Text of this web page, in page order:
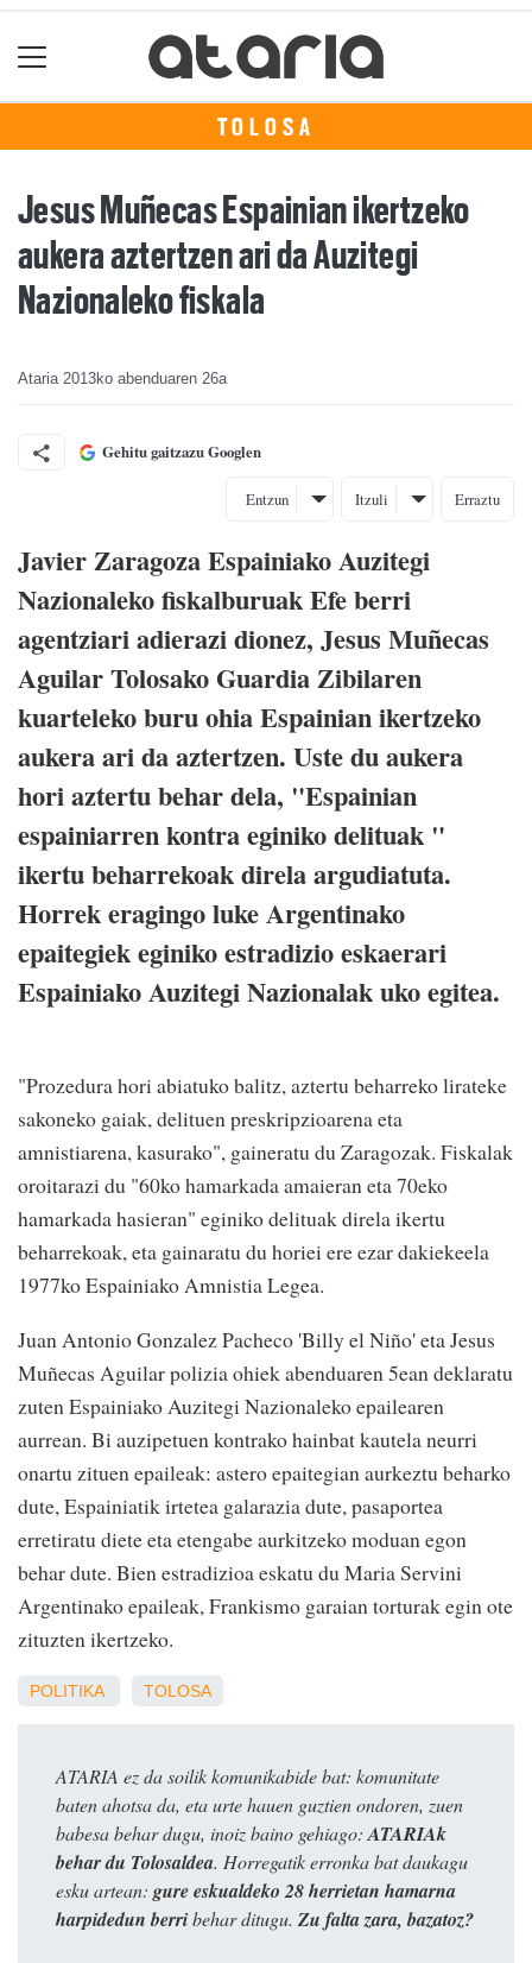
TOLOSA
Jesus Muñecas Espainian ikertzeko
aukera aztertzen ari da Auzitegi
Nazionaleko fiskala
Ataria 2013ko abenduaren 26a
Gehitu gaitzazu Googlen
Entzun Itzuli Erraztu
Javier Zaragoza Espainiako Auzitegi
Nazionaleko fiskalburuak Efe berri
agentziari adierazi dionez, Jesus Muñecas
Aguilar Tolosako Guardia Zibilaren
kuarteleko buru ohia Espainian ikertzeko
aukera ari da aztertzen. Uste du aukera
hori aztertu behar dela, "Espainian
espainiarren kontra eginiko delituak "
ikertu beharrekoak direla argudiatuta.
Horrek eragingo luke Argentinako
epaitegiek eginiko estradizio eskaerari
Espainiako Auzitegi Nazionalak uko egitea.
"Prozedura hori abiatuko balitz, aztertu beharreko lirateke
sakoneko gaiak, delituen preskripzioarena eta
amnistiarena, kasurako", gaineratu du Zaragozak. Fiskalak
oroitarazi du "60ko hamarkada amaieran eta 70eko
hamarkada hasieran" eginiko delituak direla ikertu
beharrekoak, eta gainaratu du horiei ere ezar dakiekeela
1977ko Espainiako Amnistia Legea.
Juan Antonio Gonzalez Pacheco 'Billy el Niño' eta Jesus
Muñecas Aguilar polizia ohiek abenduaren 5ean deklaratu
zuten Espainiako Auzitegi Nazionaleko epailearen
aurrean. Bi auzipetuen kontrako hainbat kautela neurri
onartu zituen epaileak: astero epaitegian aurkeztu beharko
dute, Espainiatik irtetea galarazia dute, pasaportea
erretiratu diete eta etengabe aurkitzeko moduan egon
behar dute. Bien estradizioa eskatu du Maria Servini
Argentinako epaileak, Frankismo garaian torturak egin ote
zituzten ikertzeko.
POLITIKA TOLOSA
ATARIA ez da soilik komunikabide bat: komunitate
baten ahotsa da, eta urte hauen guztien ondoren, zuen
babesa behar dugu, inoiz baino gehiago: ATARIAk
behar du Tolosaldea. Horregatik erronka bat daukagu
esku artean: gure eskualdeko 28 herrietan hamarna
harpidedun berribehar ditugu. Zu falta zara, bazatoz?